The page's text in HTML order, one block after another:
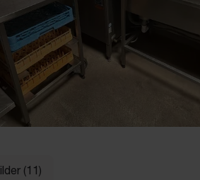
(11)